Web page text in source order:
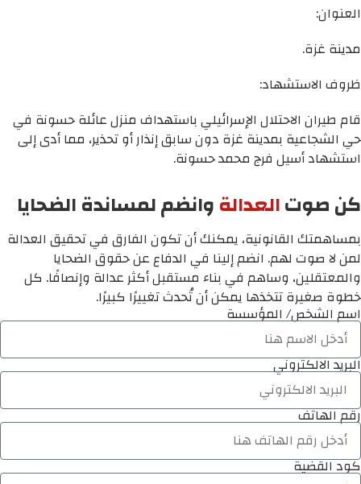
العنوان:
مدينة غزة.
ظروف الاستشهاد:
قام طيران الاحتلال الإسرائيلي باستهداف منزل عائلة حسونة في
حي الشجاعية بمدينة غزة دون سابق إنذار أو تحذير، مما أدى إلى
استشهاد أسيل فرج محمد حسونة.
كن صوتالعدالةوانضم لمساندة الضحايا
بمساهمتك القانونية، يمكنك أن تكون الفارق في تحقيق العدالة
لمن لا صوت لهم. انضم إلينا في الدفاع عن حقوق الضحايا
والمعتقلين، وساهم في بناء مستقبل أكثر عدالة وإنصافًا. كل
خطوة صغيرة تتخذها يمكن أن تُحدث تغييرًا كبيرًا.
اسم الشخص/ المؤسسة
البريد الالكتروني
رقم الهاتف
كود القضية